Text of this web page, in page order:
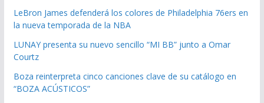
LeBron James defenderá los colores de Philadelphia 76ers en
la nueva temporada de la NBA
LUNAY presenta su nuevo sencillo “MI BB” junto a Omar
Courtz
Boza reinterpreta cinco canciones clave de su catálogo en
“BOZA ACÚSTICOS”